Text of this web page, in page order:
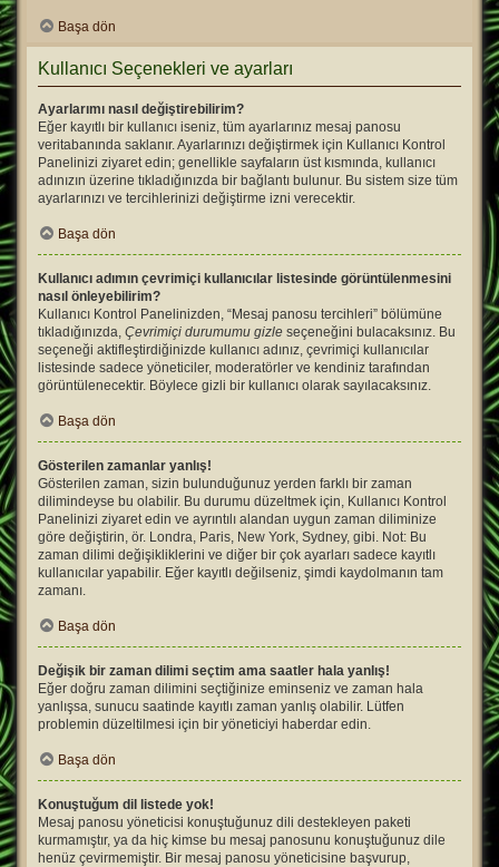
Başa dön
Kullanıcı Seçenekleri ve ayarları
Ayarlarımı nasıl değiştirebilirim?
Eğer kayıtlı bir kullanıcı iseniz, tüm ayarlarınız mesaj panosu
veritabanında saklanır. Ayarlarınızı değiştirmek için Kullanıcı Kontrol
Panelinizi ziyaret edin; genellikle sayfaların üst kısmında, kullanıcı
adınızın üzerine tıkladığınızda bir bağlantı bulunur. Bu sistem size tüm
ayarlarınızı ve tercihlerinizi değiştirme izni verecektir.
Başa dön
Kullanıcı adımın çevrimiçi kullanıcılar listesinde görüntülenmesini
nasıl önleyebilirim?
Kullanıcı Kontrol Panelinizden, “Mesaj panosu tercihleri” bölümüne
tıkladığınızda, Çevrimiçi durumumu gizle seçeneğini bulacaksınız. Bu
seçeneği aktifleştirdiğinizde kullanıcı adınız, çevrimiçi kullanıcılar
listesinde sadece yöneticiler, moderatörler ve kendiniz tarafından
görüntülenecektir. Böylece gizli bir kullanıcı olarak sayılacaksınız.
Başa dön
Gösterilen zamanlar yanlış!
Gösterilen zaman, sizin bulunduğunuz yerden farklı bir zaman
dilimindeyse bu olabilir. Bu durumu düzeltmek için, Kullanıcı Kontrol
Panelinizi ziyaret edin ve ayrıntılı alandan uygun zaman diliminize
göre değiştirin, ör. Londra, Paris, New York, Sydney, gibi. Not: Bu
zaman dilimi değişikliklerini ve diğer bir çok ayarları sadece kayıtlı
kullanıcılar yapabilir. Eğer kayıtlı değilseniz, şimdi kaydolmanın tam
zamanı.
Başa dön
Değişik bir zaman dilimi seçtim ama saatler hala yanlış!
Eğer doğru zaman dilimini seçtiğinize eminseniz ve zaman hala
yanlışsa, sunucu saatinde kayıtlı zaman yanlış olabilir. Lütfen
problemin düzeltilmesi için bir yöneticiyi haberdar edin.
Başa dön
Konuştuğum dil listede yok!
Mesaj panosu yöneticisi konuştuğunuz dili destekleyen paketi
kurmamıştır, ya da hiç kimse bu mesaj panosunu konuştuğunuz dile
henüz çevirmemiştir. Bir mesaj panosu yöneticisine başvurup,